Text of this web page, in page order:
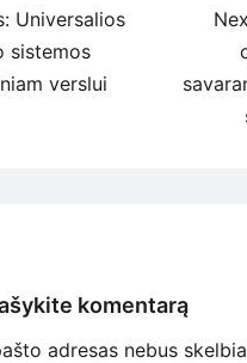
Universalios
sistemos
verslui
komentarą
adresas nebus